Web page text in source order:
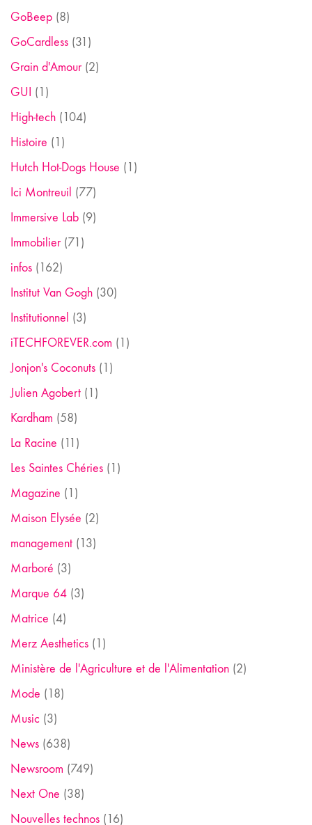
GoBeep (8)
GoCardless (31)
Grain d'Amour(2)
GUI (1)
High-tech (104)
Histoire (1)
Hutch Hot-Dogs House (1)
Ici Montreuil (77)
Immersive Lab (9)
Immobilier(71)
infos (162)
Institut Van Gogh (30)
Institutionnel (3)
iTECHFOREVER.com (1)
Jonjon's Coconuts (1)
Julien Agobert (1)
Kardham (58)
La Racine (11)
Les Saintes Chéries (1)
Magazine (1)
Maison Elysée (2)
management (13)
Marboré (3)
Marque 64 (3)
Matrice (4)
Merz Aesthetics (1)
Ministère de l'Agriculture et de l'Alimentation (2)
Mode (18)
Music (3)
News (638)
Newsroom (749)
Next One (38)
Nouvelles technos (16)